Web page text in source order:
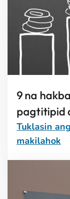
9 na
pagtitipid
Tuklasin
makilahok